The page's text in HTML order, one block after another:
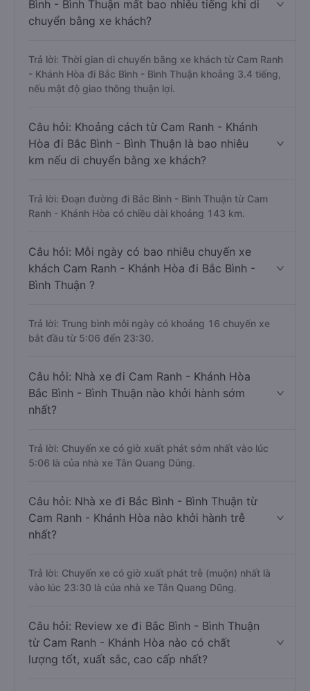
Bình - Bình Thuận mất bao nhiêu tiếng khi di
chuyển bằng xe khách?
Trả lời: Thời gian di chuyển bằng xe khách từ Cam Ranh
- Khánh Hòa đi Bắc Bình - Bình Thuận khoảng 3.4 tiếng,
nếu mật độ giao thông thuận lợi.
Câu hỏi: Khoảng cách từ Cam Ranh - Khánh
Hòa đi Bắc Bình - Bình Thuận là bao nhiêu
km nếu di chuyển bằng xe khách?
Trả lời: Đoạn đường đi Bắc Bình - Bình Thuận từ Cam
Ranh - Khánh Hòa có chiều dài khoảng 143 km.
Câu hỏi: Mỗi ngày có bao nhiêu chuyến xe
khách Cam Ranh - Khánh Hòa đi Bắc Bình -
Bình Thuận ?
Trả lời: Trung bình mỗi ngày có khoảng 16 chuyến xe
bắt đầu từ 5:06 đến 23:30.
Câu hỏi: Nhà xe đi Cam Ranh - Khánh Hòa
Bắc Bình - Bình Thuận nào khởi hành sớm
nhất?
Trả lời: Chuyến xe có giờ xuất phát sớm nhất vào lúc
5:06 là của nhà xe Tân Quang Dũng.
Câu hỏi: Nhà xe đi Bắc Bình - Bình Thuận từ
Cam Ranh - Khánh Hòa nào khởi hành trễ
nhất?
Trả lời: Chuyến xe có giờ xuất phát trễ (muộn) nhất là
vào lúc 23:30 là của nhà xe Tân Quang Dũng.
Câu hỏi: Review xe đi Bắc Bình - Bình Thuận
từ Cam Ranh - Khánh Hòa nào có chất
lượng tốt, xuất sắc, cao cấp nhất?